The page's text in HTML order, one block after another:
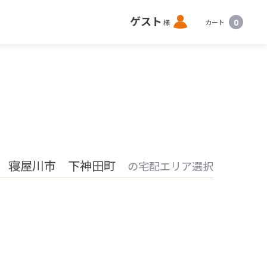
ゲスト 様 ロ
グ
カート 0
寝屋川市 下神田町 の宅配エリア選択